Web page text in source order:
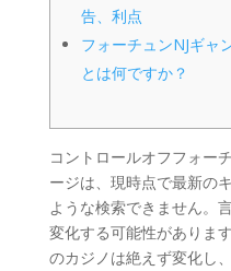
告、利点
フォーチュンNJギャ
とは何ですか？
コントロールオフフォー
ージは、現時点で最新の
ような検索できません。
変化する可能性がありま
のカジノは絶えず変化し